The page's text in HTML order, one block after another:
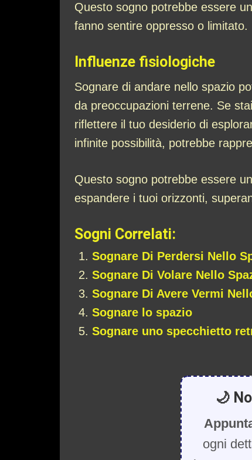
Questo sogno potrebbe essere
fanno sentire oppresso o limitato.
Influenze fisiologiche
Sognare di andare nello spazio
da preoccupazioni terrene. Se
riflettere il tuo desiderio di
infinite possibilità, potrebbe
Questo sogno potrebbe essere
espandere i tuoi orizzonti,
Sogni Correlati:
Sognare Di Perdersi Nello
Sognare Di Volare Nello
Sognare Di Avere Vermi
Sognare lo spazio
Sognare uno specchietto
🌙
ogni